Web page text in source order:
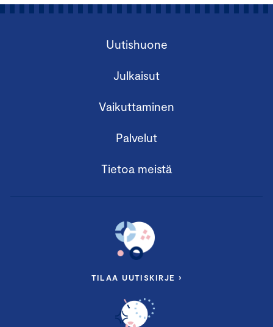
Uutishuone
Julkaisut
Vaikuttaminen
Palvelut
Tietoa meistä
TILAA UUTISKIRJE ›